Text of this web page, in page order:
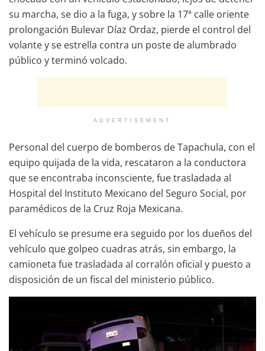
su marcha, se dio a la fuga, y sobre la 17ª calle oriente
prolongación Bulevar Díaz Ordaz, pierde el control del
volante y se estrella contra un poste de alumbrado
público y terminó volcado.
ADVERTISEMENT
Personal del cuerpo de bomberos de Tapachula, con el
equipo quijada de la vida, rescataron a la conductora
que se encontraba inconsciente, fue trasladada al
Hospital del Instituto Mexicano del Seguro Social, por
paramédicos de la Cruz Roja Mexicana.
El vehículo se presume era seguido por los dueños del
vehículo que golpeo cuadras atrás, sin embargo, la
camioneta fue trasladada al corralón oficial y puesto a
disposición de un fiscal del ministerio público.